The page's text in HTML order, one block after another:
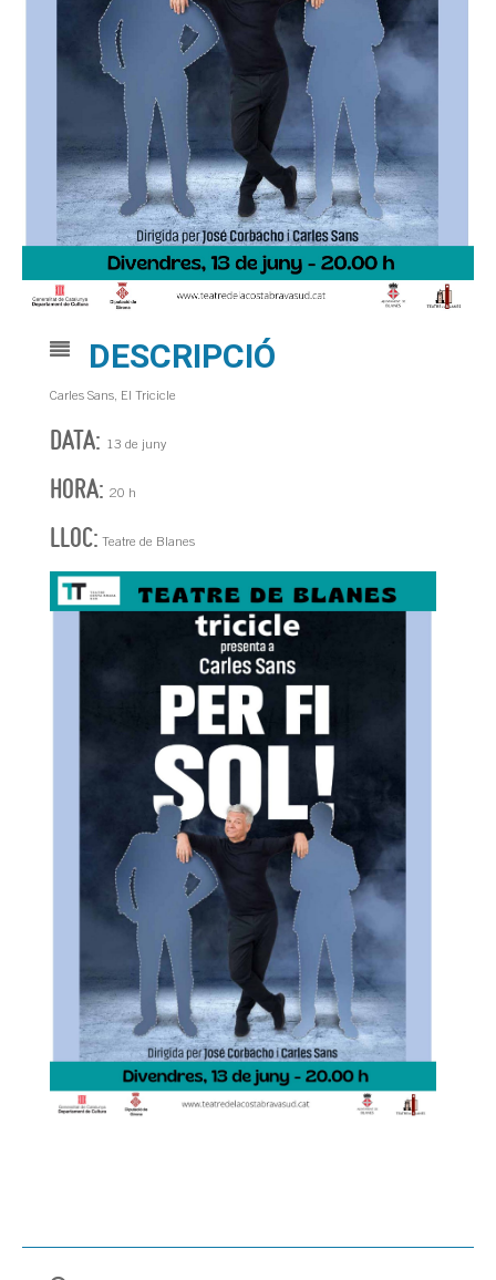
DESCRIPCIÓ
Carles Sans, El Tricicle
DATA: 13 de juny
HORA: 20 h
LLOC: Teatre de Blanes